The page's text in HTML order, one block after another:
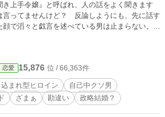
き上手令嬢』と呼ばれ、人の話をよく聞きます
言ってませんけど？ 反論しようにも、先に話す
で滔々と戯言を述べている男は止まらない。次
あの方が来る前に······。
恋愛 15,876 位 / 66,363件
まれ型ヒロイン
自己中クソ男
ざまぁ 勘違い 政略結婚？